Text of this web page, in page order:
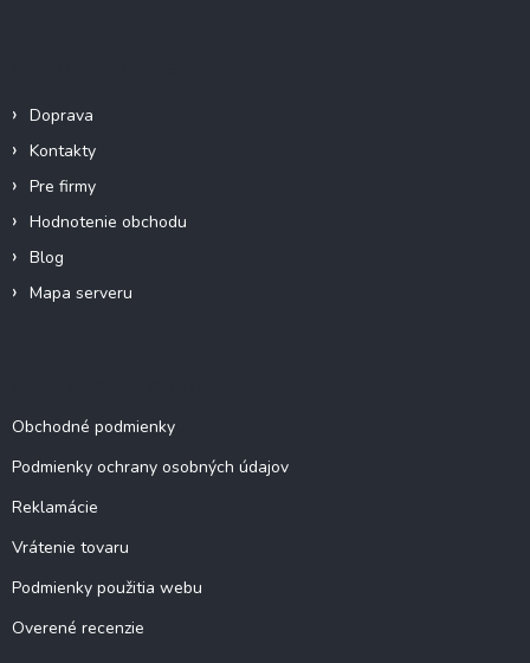
Doprava
Kontakty
Pre firmy
Hodnotenie obchodu
Blog
Mapa serveru
Obchodné podmienky
Podmienky ochrany osobných údajov
Reklamácie
Vrátenie tovaru
Podmienky použitia webu
Overené recenzie